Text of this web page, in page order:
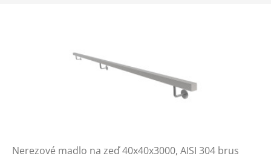
Nerezové madlo na zeď 40x40x3000, AISI 304 brus